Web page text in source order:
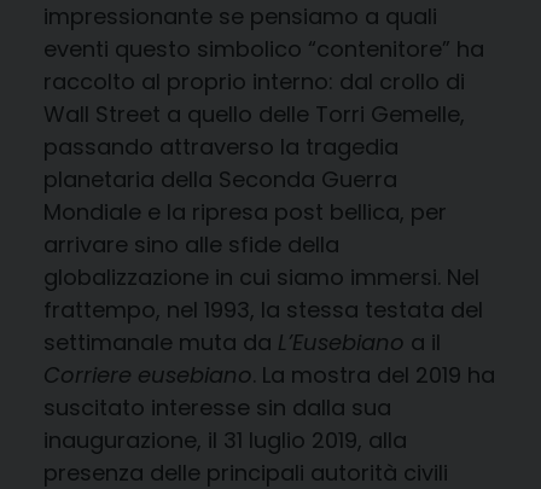
impressionante se pensiamo a quali
eventi questo simbolico “contenitore” ha
raccolto al proprio interno: dal crollo di
Wall Street a quello delle Torri Gemelle,
passando attraverso la tragedia
planetaria della Seconda Guerra
Mondiale e la ripresa post bellica, per
arrivare sino alle sfide della
globalizzazione in cui siamo immersi. Nel
frattempo, nel 1993, la stessa testata del
settimanale muta da L’Eusebiano a il
Corriere eusebiano. La mostra del 2019 ha
suscitato interesse sin dalla sua
inaugurazione, il 31 luglio 2019, alla
presenza delle principali autorità civili